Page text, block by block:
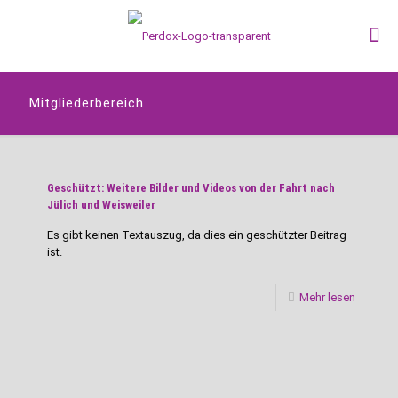
Mitgliederbereich
Geschützt: Weitere Bilder und Videos von der Fahrt nach
Jülich und Weisweiler
Es gibt keinen Textauszug, da dies ein geschützter Beitrag
ist.
Mehr lesen